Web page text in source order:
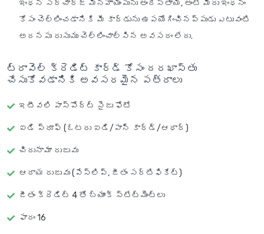
ఇంధన సర్‌చార్జ్ మినహాయింపును అందిస్తాయి, అంటే మీరు ఇంధనం
కోసం చెల్లించడానికి మీ కార్డును ఉపయోగించినప్పుడు ఎటువంటి
అదనపు రుసుము చెల్లించాల్సిన అవసరం లేదు.
ట్రావెల్ క్రెడిట్ కార్డ్ కోసం దరఖాస్తు
చేసుకోవడానికి అవసరమైన పత్రాలు
ఇటీవలి పాస్‌పోర్ట్ సైజు ఫోటో
ఐడి ప్రూఫ్ (ఓటరు ఐడి/పాన్ కార్డ్/ఆధార్)
చిరునామా రుజువు
ఆదాయ రుజువు (పేస్లిప్, జీతం సర్టిఫికేట్)
జీతం క్రెడిట్ 4 తో బ్యాంక్ స్టేట్‌మెంట్‌లు
ఫారం 16